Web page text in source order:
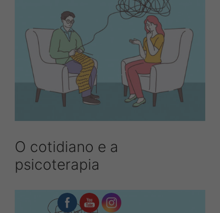
O cotidiano e a
psicoterapia